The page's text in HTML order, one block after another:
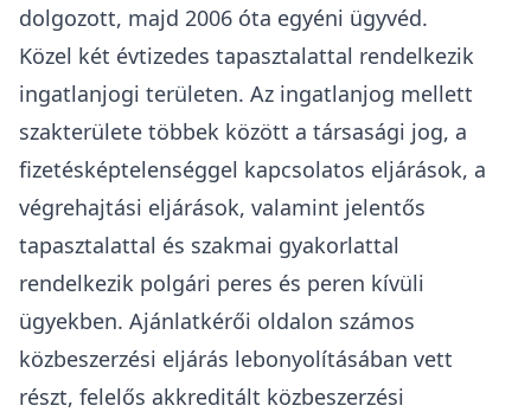
dolgozott, majd 2006 óta egyéni ügyvéd.
Közel két évtizedes tapasztalattal rendelkezik
ingatlanjogi területen. Az ingatlanjog mellett
szakterülete többek között a társasági jog, a
fizetésképtelenséggel kapcsolatos eljárások, a
végrehajtási eljárások, valamint jelentős
tapasztalattal és szakmai gyakorlattal
rendelkezik polgári peres és peren kívüli
ügyekben. Ajánlatkérői oldalon számos
közbeszerzési eljárás lebonyolításában vett
részt, felelős akkreditált közbeszerzési